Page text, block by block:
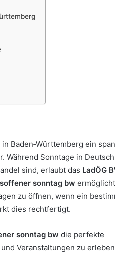
in Baden‑Württemberg ein
Während Sonntage in
sind, erlaubt das LadÖG
sonntag bw
zu öffnen, wenn ein
dies rechtfertigt.
sonntag bw die perfekte
Veranstaltungen zu